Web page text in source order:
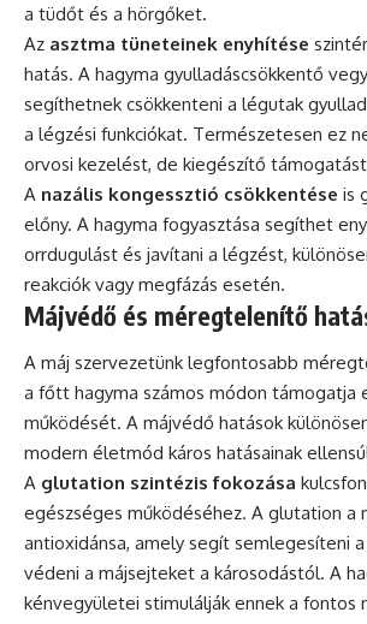
a tüdőt és a hörgőket.
Az asztma tüneteinek enyhítése
hatás. A hagyma gyulladáscsökkentő
segíthetnek csökkenteni a légutak
a légzési funkciókat. Természetesen ez
orvosi kezelést, de kiegészítő
A nazális kongessztió csökkentése is
előny. A hagyma fogyasztása segíthet
orrdugulást és javítani a légzést,
reakciók vagy megfázás esetén.
Májvédő és méregtelenítő
A máj szervezetünk legfontosabb
a főtt hagyma számos módon támogatja
működését. A májvédő hatások
modern életmód káros hatásainak
A glutation szintézis fokozása
egészséges működéséhez. A glutation a
antioxidánsa, amely segít semlegesíteni
védeni a májsejteket a károsodástól. A
kénvegyületei stimulálják ennek a fontos